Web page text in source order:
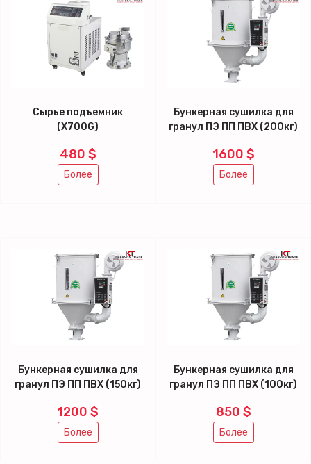
Сырье подъемник
(X700G)
480 $
Более
Бункерная сушилка для
гранул ПЭ ПП ПВХ (200кг)
1600 $
Более
Бункерная сушилка для
гранул ПЭ ПП ПВХ (150кг)
1200 $
Более
Бункерная сушилка для
гранул ПЭ ПП ПВХ (100кг)
850 $
Более